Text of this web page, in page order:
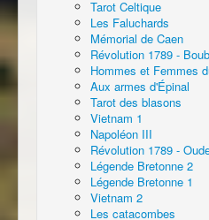
Tarot Celtique
Les Faluchards
Mémorial de Caen
Révolution 1789 -
Hommes et Femmes
Aux armes d'Épinal
Tarot des blasons
Vietnam 1
Napoléon III
Révolution 1789 -
Légende Bretonne 2
Légende Bretonne 1
Vietnam 2
Les catacombes